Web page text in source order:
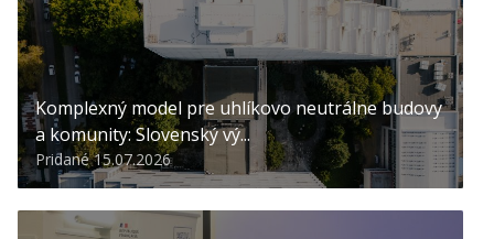
Komplexný model pre uhlíkovo neutrálne budovy
a komunity: Slovenský vý...
Pridané 15.07.2026